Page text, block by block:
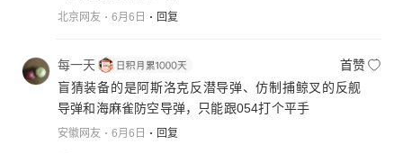
北京网友 6月6日 回复
每一天
首赞
盲猜装备的是阿斯洛克反潜导弹、仿制捕鲸叉的反舰
导弹和海麻雀防空导弹，只能跟054打个平手
安徽网友 6月6日 回复